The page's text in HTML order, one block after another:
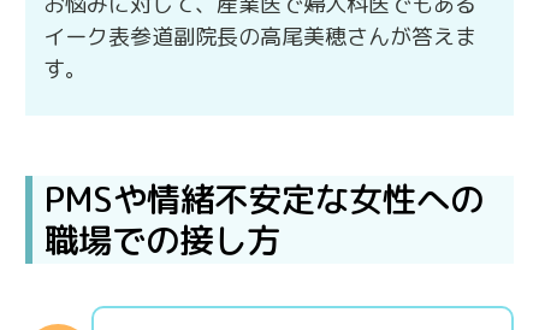
イーク表参道副院長の高尾美穂さんが答えま
す。
PMSや情緒不安定な女性への
職場での接し方